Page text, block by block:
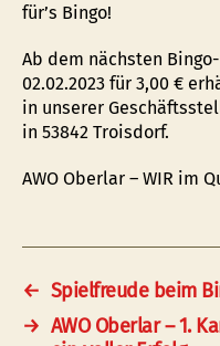
für’s Bingo!
Ab dem nächsten
02.02.2023 für 3,00 €
in unserer
in 53842 Troisdorf.
AWO Oberlar – WIR im
← Spielfreude beim
→ AWO Oberlar – 1.